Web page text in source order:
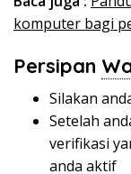
komputer bagi
Persipan
Silakan
Setelah
verifikasi
anda aktif